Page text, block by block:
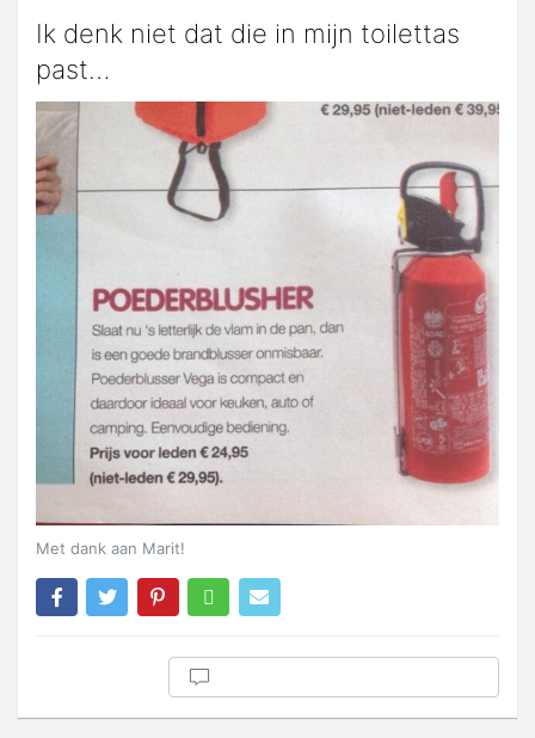
Ik denk niet dat die in mijn toilettas
past…
Met dank aan Marit!